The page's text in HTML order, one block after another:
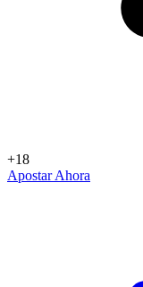
+18
Apostar Ahora